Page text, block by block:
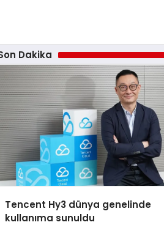
Dakika
Tencent Hy3 dünya genelinde
kullanıma sunuldu